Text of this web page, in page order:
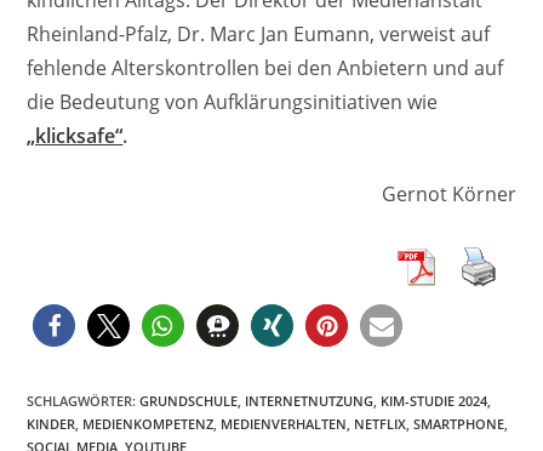
Rheinland-Pfalz, Dr. Marc Jan Eumann, verweist auf
fehlende Alterskontrollen bei den Anbietern und auf
die Bedeutung von Aufklärungsinitiativen wie
„klicksafe“.
Gernot Körner
SCHLAGWÖRTER:GRUNDSCHULE INTERNETNUTZUNG KIM-STUDIE 2024
KINDER MEDIENKOMPETENZ MEDIENVERHALTEN NETFLIX SMARTPHONE
SOCIAL MEDIA YOUTUBE